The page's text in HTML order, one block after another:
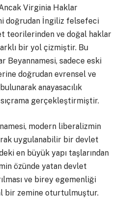
Virginia Haklar
doğrudan İngiliz felsefeci
teorilerinden ve doğal haklar
bir yol çizmiştir. Bu
Beyannamesi, sadece eski
doğrudan evrensel ve
anayasacılık
gerçekleştirmiştir.
modern liberalizmin
uygulanabilir bir devlet
en büyük yapı taşlarından
özünde yatan devlet
ve birey egemenliği
bir zemine oturtulmuştur.